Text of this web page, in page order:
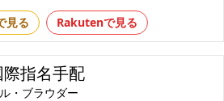
見る Rakutenで見る
際指名手配
・ブラウダー